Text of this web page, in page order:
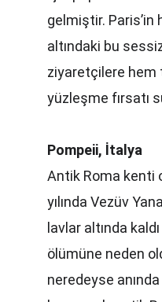
gelmiştir. Paris’in
altındaki bu
ziyaretçilere hem
yüzleşme fırsatı
Pompeii, İtalya
Antik Roma kenti
yılında Vezüv
lavlar altında
ölümüne neden
neredeyse